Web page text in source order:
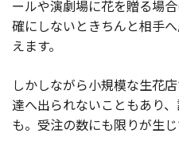
ールや演劇場に花を贈る場
確にしないときちんと相手
えます。
しかしながら小規模な生花
達へ出られないこともあり
も。受注の数にも限りが生じ